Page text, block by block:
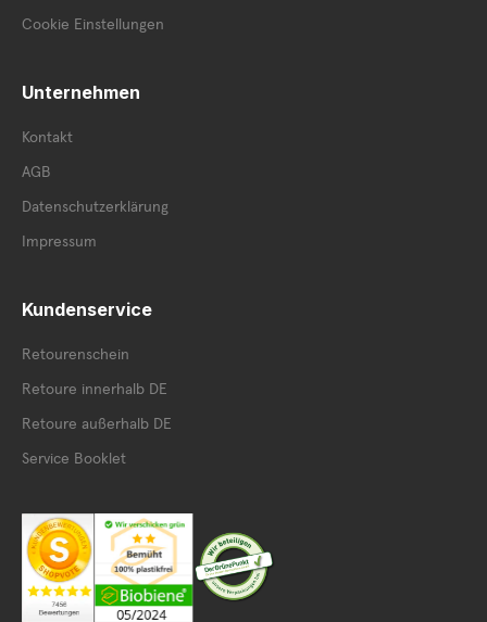
Cookie Einstellungen
Unternehmen
Kontakt
AGB
Datenschutzerklärung
Impressum
Kundenservice
Retourenschein
Retoure innerhalb DE
Retoure außerhalb DE
Service Booklet